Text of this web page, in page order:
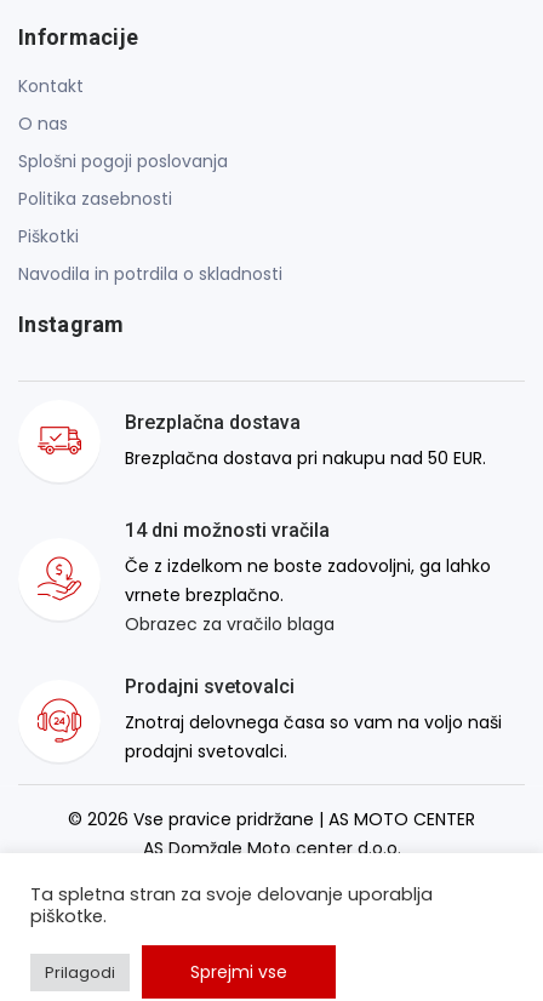
Informacije
Kontakt
O nas
Splošni pogoji poslovanja
Politika zasebnosti
Piškotki
Navodila in potrdila o skladnosti
Instagram
Brezplačna dostava
Brezplačna dostava pri nakupu nad 50 EUR.
14 dni možnosti vračila
Če z izdelkom ne boste zadovoljni, ga lahko
vrnete brezplačno.
Obrazec za vračilo blaga
Prodajni svetovalci
Znotraj delovnega časa so vam na voljo naši
prodajni svetovalci.
© 2026 Vse pravice pridržane | AS MOTO CENTER
AS Domžale Moto center d.o.o.
Ta spletna stran za svoje delovanje uporablja
piškotke.
Prilagodi Sprejmi vse